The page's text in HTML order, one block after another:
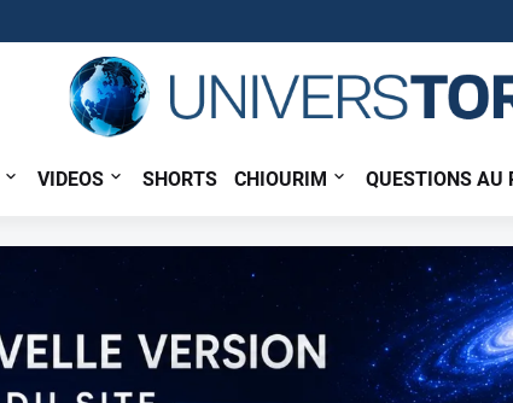
VIDEOS SHORTS CHIOURIM QUESTIONS AU